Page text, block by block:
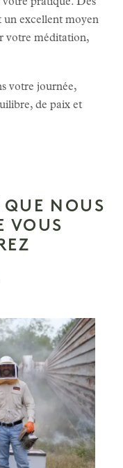
votre pratique. Des
un excellent moyen
votre méditation,
votre journée,
de paix et
NOUS
VOUS